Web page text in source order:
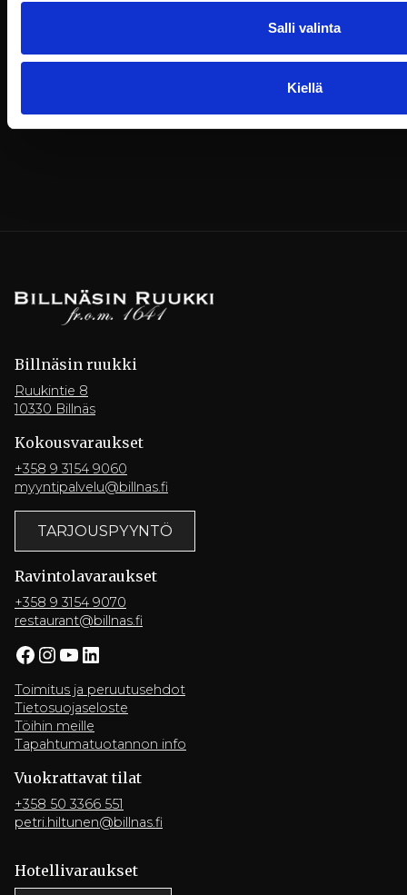
Salli valinta
Kiellä
Billnäsin ruukki
Ruukintie 8
10330 Billnäs
Kokousvaraukset
+358 9 3154 9060
myyntipalvelu@billnas.fi
TARJOUSPYYNTÖ
Ravintola­varaukset
+358 9 3154 9070
restaurant@billnas.fi
Facebook InstagramYouTube LinkedIn
Toimitus ja peruutusehdot
Tietosuojaseloste
Töihin meille
Tapahtumatuotannon info
Vuokrattavat tilat
+358 50 3366 551
petri.hiltunen@billnas.fi
Hotelli­varaukset